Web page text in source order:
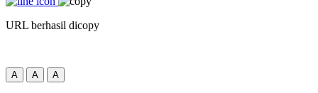
URL berhasil dicopy
A A A